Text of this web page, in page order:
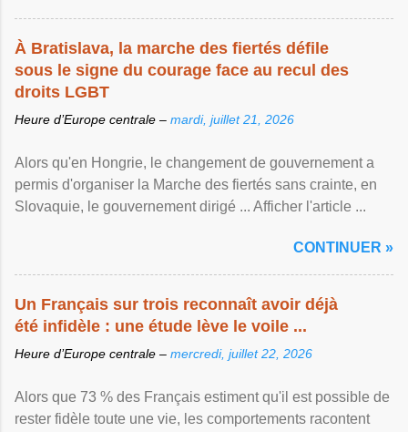
À Bratislava, la marche des fiertés défile
sous le signe du courage face au recul des
droits LGBT
Heure d’Europe centrale – mardi, juillet 21, 2026
Alors qu'en Hongrie, le changement de gouvernement a
permis d'organiser la Marche des fiertés sans crainte, en
Slovaquie, le gouvernement dirigé ... Afficher l'article ...
CONTINUER »
Un Français sur trois reconnaît avoir déjà
été infidèle : une étude lève le voile ...
Heure d’Europe centrale – mercredi, juillet 22, 2026
Alors que 73 % des Français estiment qu'il est possible de
rester fidèle toute une vie, les comportements racontent